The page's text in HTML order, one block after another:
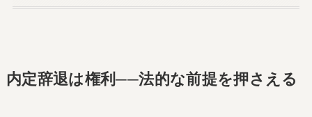
内定辞退は権利──法的な前提を押さえる